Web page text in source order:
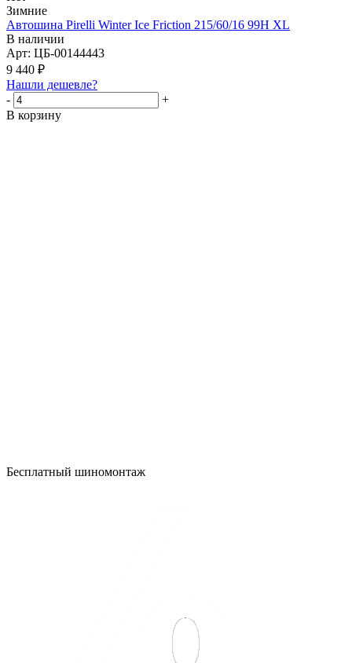
Зимние
Автошина Pirelli Winter Ice Friction 215/60/16 99H XL
В наличии
Арт: ЦБ-00144443
9 440 ₽
Нашли дешевле?
-
+
В корзину
Бесплатный шиномонтаж